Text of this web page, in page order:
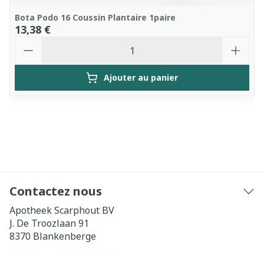
Bota Podo 16 Coussin Plantaire 1paire
13,38 €
Ajouter au panier
Contactez nous
Apotheek Scarphout BV
J. De Troozlaan 91
8370 Blankenberge